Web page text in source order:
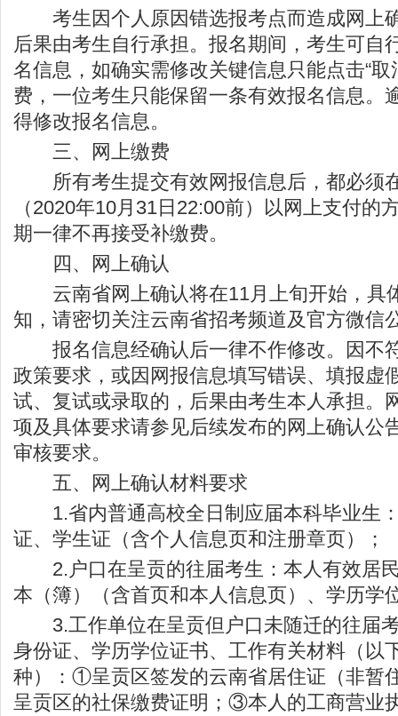
考生因个人原因错选报考点而造成网上
后果由考生自行承担。报名期间，考生可自
名信息，如确实需修改关键信息只能点击“取
费，一位考生只能保留一条有效报名信息。
得修改报名信息。
三、网上缴费
所有考生提交有效网报信息后，都必须
（2020年10月31日22:00前）以网上支付的
期一律不再接受补缴费。
四、网上确认
云南省网上确认将在11月上旬开始，具
知，请密切关注云南省招考频道及官方微信
报名信息经确认后一律不作修改。因不
政策要求，或因网报信息填写错误、填报虚
试、复试或录取的，后果由考生本人承担。
项及具体要求请参见后续发布的网上确认公
审核要求。
五、网上确认材料要求
1.省内普通高校全日制应届本科毕业生
证、学生证（含个人信息页和注册章页）；
2.户口在呈贡的往届考生：本人有效居
本（簿）（含首页和本人信息页）、学历学
3.工作单位在呈贡但户口未随迁的往届
身份证、学历学位证书、工作有关材料（以
种）：①呈贡区签发的云南省居住证（非暂
呈贡区的社保缴费证明；③本人的工商营业